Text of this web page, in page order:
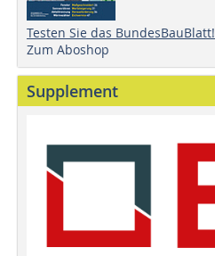
Testen Sie das BundesBauBlatt!
Zum Aboshop
Supplement